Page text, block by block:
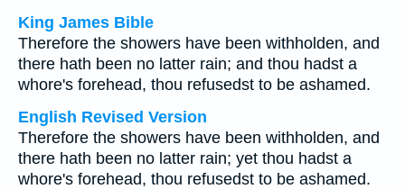
King James Bible
Therefore the showers have been withholden, and
there hath been no latter rain; and thou hadst a
whore's forehead, thou refusedst to be ashamed.
English Revised Version
Therefore the showers have been withholden, and
there hath been no latter rain; yet thou hadst a
whore's forehead, thou refusedst to be ashamed.